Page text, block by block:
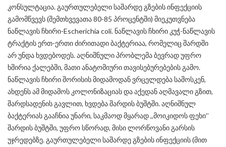
კონსულტაცია. გაურთულებელი საშარდე გზების ინფექციის
გამომწვევს (შემთხვევათა 80-85 პროცენტში) მიეკუთვნება
ნაწლავის ჩხირი-Escherichia coli. ნაწლავის ჩხირი კუჭ-ნაწლავის
ტრაქტის ერთ-ერთი ძირითადი ბაქტერიაა, რომელიც შარდში
არ უნდა ხვდებოდეს. აღნიშნული პრობლემა ბევრად უფრო
ხშირია ქალებში, მათი ანატომიური თავისებურებების გამო.
ნაწლავის ჩხირი შორისის მიდამოდან ვრცელდება საშოსკენ,
ახდენს ამ მიდამოს კოლონიზაციას და აქედან აღმავალი გზით,
შარდსადენის გავლით, ხვდება შარდის ბუშტში. აღნიშნულ
ბაქტერიას გააჩნია უნარი, საკმაოდ მყარად ,,მოიკიდოს ფეხი’’
შარდის ბუშტში, უფრო სწორად, მისი ლორწოვანი გარსის
უჯრედებზე. გაურთულებელი საშარდე გზების ინფექციის (მით